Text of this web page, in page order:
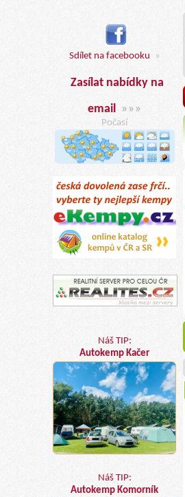
Sdílet na facebooku »
Zasílat nabídky na
email »»»
Počasí
Náš TIP:
Autokemp Kačer
Náš TIP:
Autokemp Komorník